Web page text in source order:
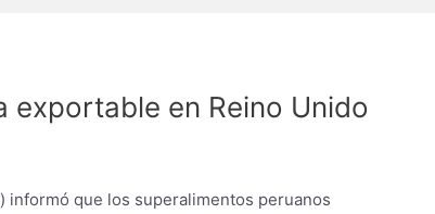
en Reino Unido
informó que los superalimentos peruanos